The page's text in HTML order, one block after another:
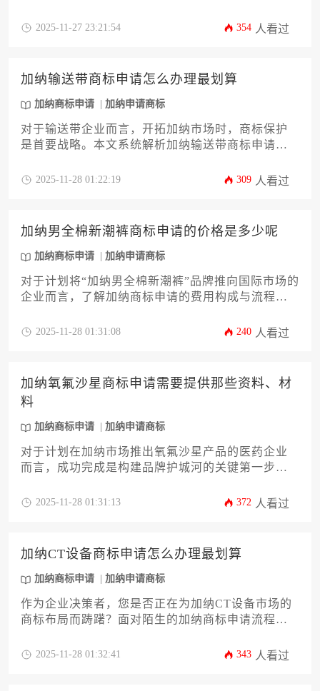
范到产品分类指引，系统阐述12项核心材料的准备
2025-11-27 23:21:54 354 人看过
加纳输送带商标申请怎么办理最划算
加纳商标申请 加纳申请商标
对于输送带企业而言，开拓加纳市场时，商标保护
是首要战略。本文系统解析加纳输送带商标申请全
个关键策略，帮助企业以最小投入完成高效注册，
2025-11-28 01:22:19 309 人看过
加纳男全棉新潮裤商标申请的价格是多少呢
加纳商标申请 加纳申请商标
对于计划将“加纳男全棉新潮裤”品牌推向国际市场的
企业而言，了解加纳商标申请的费用构成与流程至
选择等核心成本要素，并提供多维度预算规划建
2025-11-28 01:31:08 240 人看过
加纳氧氟沙星商标申请需要提供那些资料、材
料
加纳商标申请 加纳申请商标
对于计划在加纳市场推出氧氟沙星产品的医药企业
而言，成功完成是构建品牌护城河的关键第一步。
材料，从申请主体资格证明、清晰的商标图样，到
管提供一份条理清晰、极具操作性的行动指南，帮
助您高效准备，规避潜在风险，确保商标权益在加
纳得到坚实保护。
2025-11-28 01:31:13 372 人看过
加纳CT设备商标申请怎么办理最划算
加纳商标申请 加纳申请商标
作为企业决策者，您是否正在为加纳CT设备市场的
商标布局而踌躇？面对陌生的加纳商标申请流程与
品牌护城河至关重要。本文将为您深度解析从前期
2025-11-28 01:32:41 343 人看过